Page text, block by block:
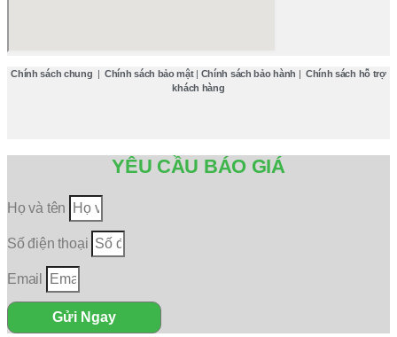
Chính sách chung | Chính sách bảo mật| Chính sách bảo hành | Chính sách hỗ trợ
khách hàng
YÊU CẦU BÁO GIÁ
Họ và tên
Số điện thoại
Email
Gửi Ngay